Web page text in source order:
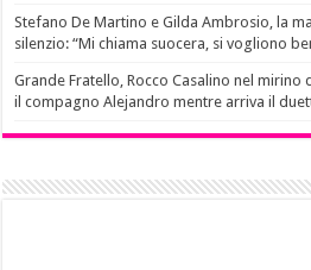
Stefano De Martino e Gilda Ambrosio, la
silenzio: “Mi chiama suocera, si vogliono
Grande Fratello, Rocco Casalino nel
il compagno Alejandro mentre arriva il